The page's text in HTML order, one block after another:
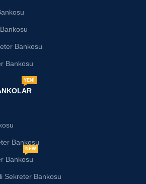
Bankosu
Bankosu
YENİ
Bankosu
Bankosu
NEW
Sekreter Bankosu